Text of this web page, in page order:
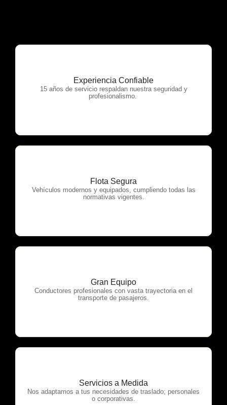
Experiencia Confiable
15 años de servicio respaldan nuestra seguridad y
profesionalismo.
OTP Servicios
Flota Segura
Vehículos modernos y equipados, cumpliendo todas las
normativas vigentes.
OTP Servicios
Gran Equipo
Conductores profesionales con vasta trayectoria en el
transporte de pasajeros.
OTP Servicios
Servicios a Medida
Nos adaptamos a tus necesidades de traslado; personales
o corporativas.
OTP Servicios